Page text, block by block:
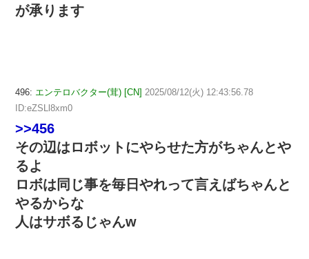
が承ります
496: エンテロバクター(茸) [CN] 2025/08/12(火) 12:43:56.78
ID:eZSLl8xm0
>>456
その辺はロボットにやらせた方がちゃんとや
るよ
ロボは同じ事を毎日やれって言えばちゃんと
やるからな
人はサボるじゃんw